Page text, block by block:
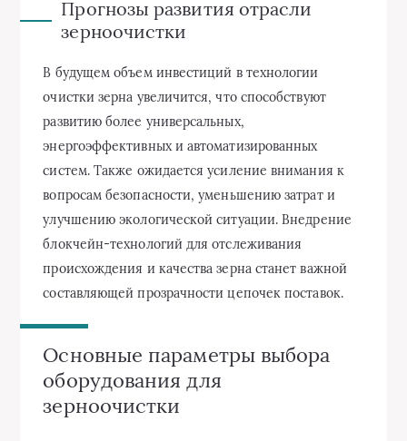
Прогнозы развития отрасли
зерноочистки
В будущем объем инвестиций в технологии
очистки зерна увеличится, что способствуют
развитию более универсальных,
энергоэффективных и автоматизированных
систем. Также ожидается усиление внимания к
вопросам безопасности, уменьшению затрат и
улучшению экологической ситуации. Внедрение
блокчейн-технологий для отслеживания
происхождения и качества зерна станет важной
составляющей прозрачности цепочек поставок.
Основные параметры выбора
оборудования для
зерноочистки